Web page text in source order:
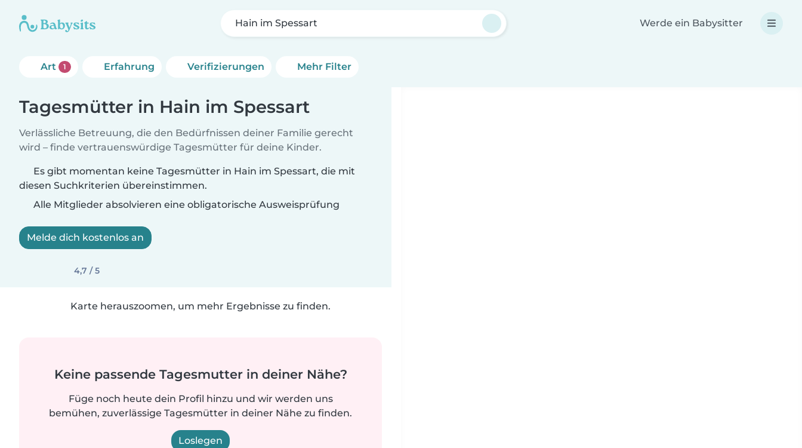
Hain im Spessart Werde ein Babysitter
Art 1 Erfahrung Verifizierungen Mehr Filter
Tagesmütter in Hain im Spessart
Verlässliche Betreuung, die den Bedürfnissen deiner Familie gerecht
wird – finde vertrauenswürdige Tagesmütter für deine Kinder.
Es gibt momentan keine Tagesmütter in Hain im Spessart, die mit
diesen Suchkriterien übereinstimmen.
Alle Mitglieder absolvieren eine obligatorische Ausweisprüfung
Melde dich kostenlos an
4,7 / 5
Karte herauszoomen, um mehr Ergebnisse zu finden.
Keine passende Tagesmutter in deiner Nähe?
Füge noch heute dein Profil hinzu und wir werden uns
bemühen, zuverlässige Tagesmütter in deiner Nähe zu finden.
Loslegen